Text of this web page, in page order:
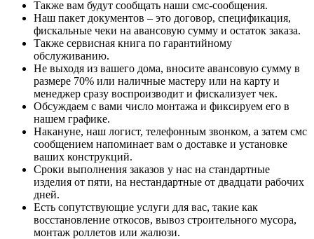
Также вам будут сообщать наши смс-сообщения.
Наш пакет документов – это договор, спецификация,
фискальные чеки на авансовую сумму и остаток заказа.
Также сервисная книга по гарантийному
обслуживанию.
Не выходя из вашего дома, вносите авансовую сумму в
размере 70% или наличные мастеру или на карту и
менеджер сразу воспроизводит и фискализует чек.
Обсуждаем с вами число монтажа и фиксируем его в
нашем графике.
Накануне, наш логист, телефонным звонком, а затем смс
сообщением напоминает вам о доставке и установке
ваших конструкций.
Сроки выполнения заказов у ​​нас на стандартные
изделия от пяти, на нестандартные от двадцати рабочих
дней.
Есть сопутствующие услуги для вас, такие как
восстановление откосов, вывоз строительного мусора,
монтаж роллетов или жалюзи.